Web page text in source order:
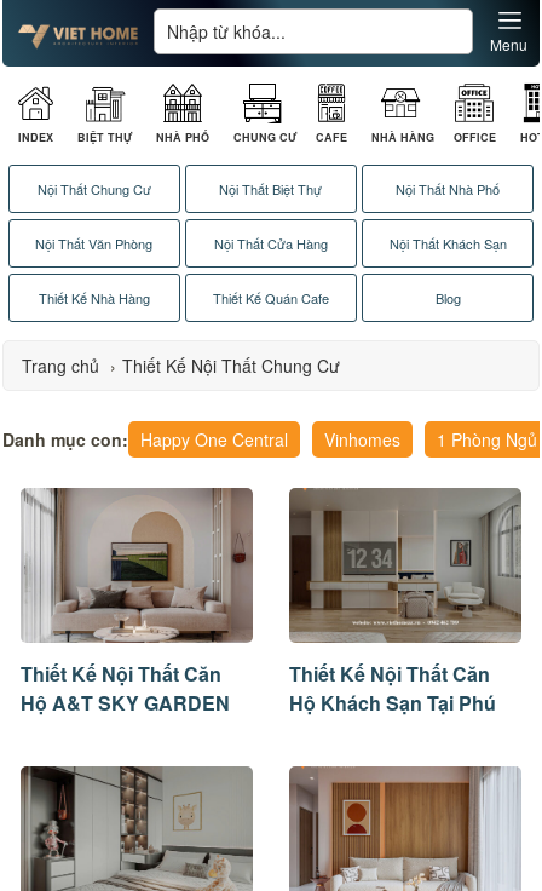
INDEX BIỆT THỰ NHÀ PHỐ CHUNG CƯ CAFE NHÀ HÀNG OFFICE
Menu
Nội Thất Chung Cư Nội Thất Biệt Thự Nội Thất Nhà Phố
Nội Thất Văn Phòng Nội Thất Cửa Hàng Nội Thất Khách Sạn
Thiết Kế Nhà Hàng Thiết Kế Quán Cafe Blog
Trang chủ › Thiết Kế Nội Thất Chung Cư
Danh mục con: Happy One Central Vinhomes 1 Phòng Ngủ
Thiết Kế Nội Thất Căn
Hộ A&T SKY GARDEN
Thiết Kế Nội Thất Căn
Hộ Khách Sạn Tại Phú